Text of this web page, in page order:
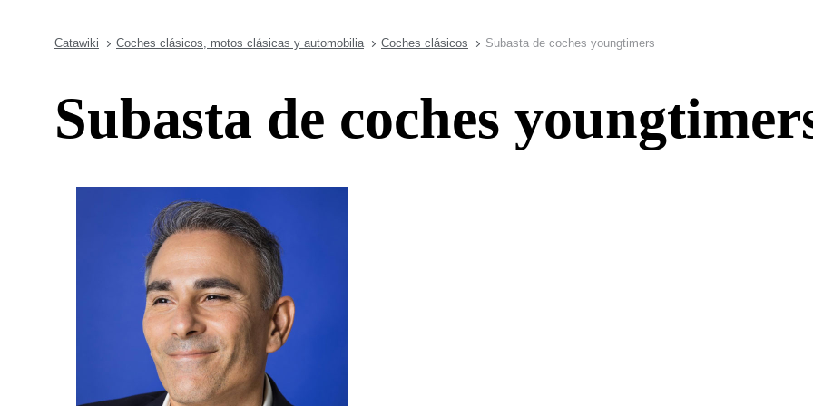
Catawiki Coches clásicos, motos clásicas y automobilia Coches clásicos Subasta de coches youngtimers
Subasta de coches